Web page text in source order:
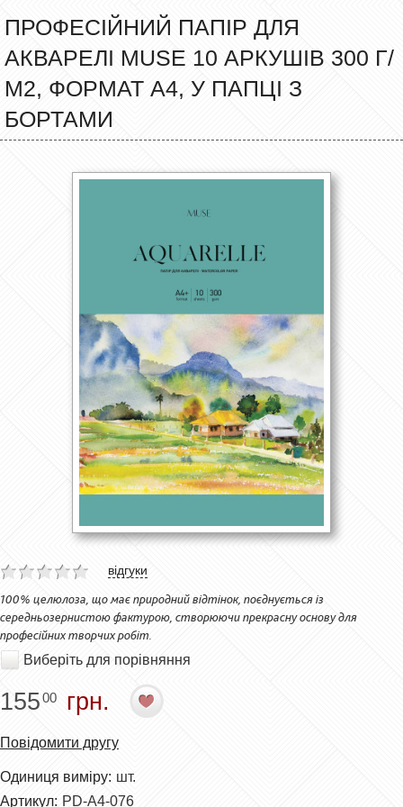
ПРОФЕСІЙНИЙ ПАПІР ДЛЯ
АКВАРЕЛІ MUSE 10 АРКУШІВ 300 Г/
М2, ФОРМАТ А4, У ПАПЦІ З
БОРТАМИ
відгуки
100% целюлоза, що має природний відтінок, поєднується із
середньозернистою фактурою, створюючи прекрасну основу для
професійних творчих робіт.
Виберіть для порівняння
15500 грн.
Повідомити другу
Одиниця виміру: шт.
Артикул: PD-A4-076